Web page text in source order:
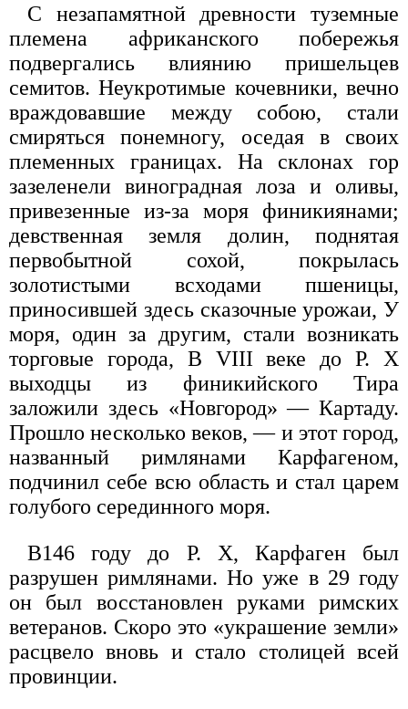
С незапамятной древности туземные
племена африканского побережья
подвергались влиянию пришельцев
семитов. Неукротимые кочевники, вечно
враждовавшие между собою, стали
смиряться понемногу, оседая в своих
племенных границах. На склонах гор
зазеленели виноградная лоза и оливы,
привезенные из-за моря финикиянами;
девственная земля долин, поднятая
первобытной сохой, покрылась
золотистыми всходами пшеницы,
приносившей здесь сказочные урожаи, У
моря, один за другим, стали возникать
торговые города, В VIII веке до Р. X
выходцы из финикийского Тира
заложили здесь «Новгород» — Картаду.
Прошло несколько веков, — и этот город,
названный римлянами Карфагеном,
подчинил себе всю область и стал царем
голубого серединного моря.
В146 году до Р. X, Карфаген был
разрушен римлянами. Но уже в 29 году
он был восстановлен руками римских
ветеранов. Скоро это «украшение земли»
расцвело вновь и стало столицей всей
провинции.